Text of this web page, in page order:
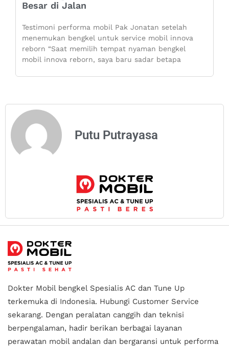
Besar di Jalan
Testimoni performa mobil Pak Jonatan setelah
menemukan bengkel untuk service mobil innova
reborn “Saat memilih tempat nyaman bengkel
mobil innova reborn, saya baru sadar betapa
Putu Putrayasa
Dokter Mobil bengkel Spesialis AC dan Tune Up
terkemuka di Indonesia. Hubungi Customer Service
sekarang. Dengan peralatan canggih dan teknisi
berpengalaman, hadir berikan berbagai layanan
perawatan mobil andalan dan bergaransi untuk performa